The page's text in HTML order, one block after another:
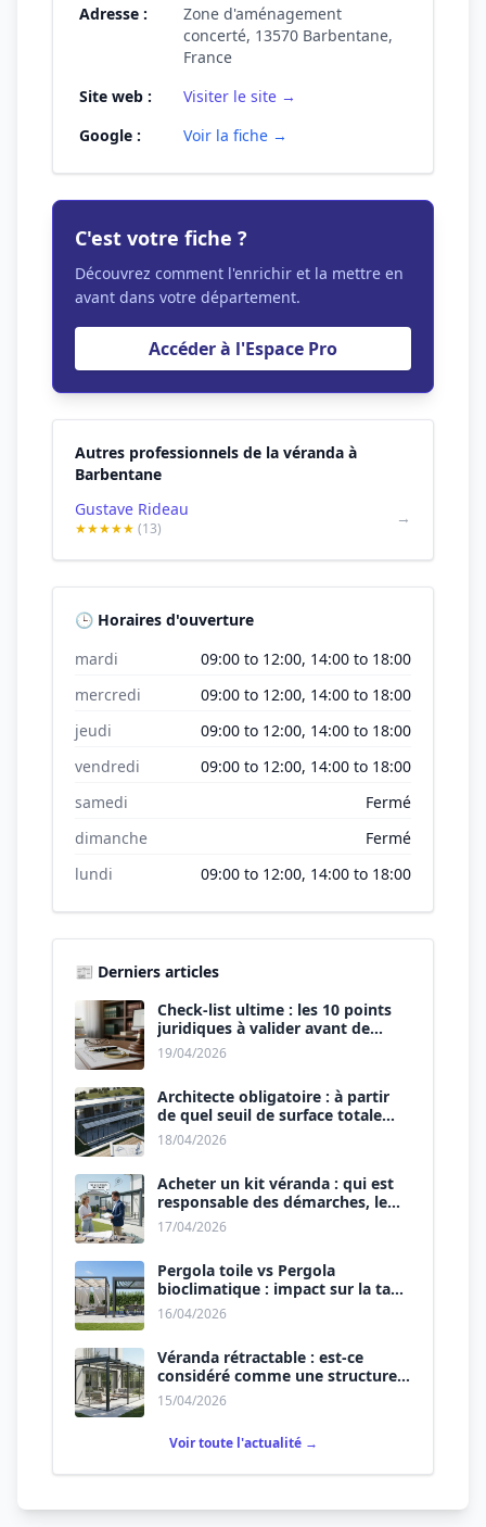
Adresse :
Zone d'aménagement
concerté, 13570 Barbentane,
France
Site web :
Visiter le site →
Google :
Voir la fiche →
C'est votre fiche ?
Découvrez comment l'enrichir et la mettre en
avant dans votre département.
Accéder à l'Espace Pro
Autres professionnels de la véranda à
Barbentane
Gustave Rideau
★★★★★ (13)
→
🕒 Horaires d'ouverture
mardi
09:00 to 12:00, 14:00 to 18:00
mercredi
09:00 to 12:00, 14:00 to 18:00
jeudi
09:00 to 12:00, 14:00 to 18:00
vendredi
09:00 to 12:00, 14:00 to 18:00
samedi
Fermé
dimanche
Fermé
lundi
09:00 to 12:00, 14:00 to 18:00
📰 Derniers articles
Check-list ultime : les 10 points
juridiques à valider avant de
signer le devis.
19/04/2026
Architecte obligatoire : à partir
de quel seuil de surface totale
(Maison + Véranda) ?
18/04/2026
Acheter un kit véranda : qui est
responsable des démarches, le
vendeur ou vous ?
17/04/2026
Pergola toile vs Pergola
bioclimatique : impact sur la taxe
d’aménagement.
16/04/2026
Véranda rétractable : est-ce
considéré comme une structure
permanente ?
15/04/2026
Voir toute l'actualité →